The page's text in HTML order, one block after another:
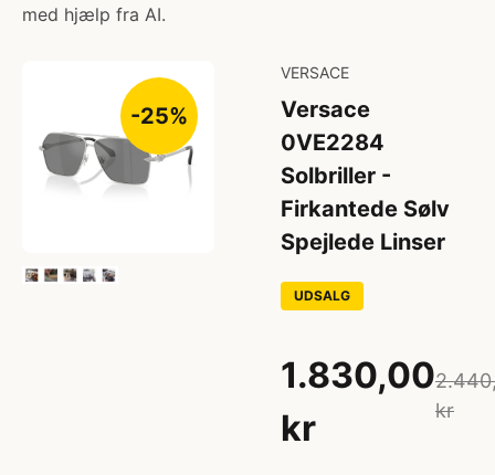
med hjælp fra AI.
-25%
VERSACE
Versace
0VE2284
Solbriller -
Firkantede Sølv
Spejlede Linser
UDSALG
1.830,00
kr
kr